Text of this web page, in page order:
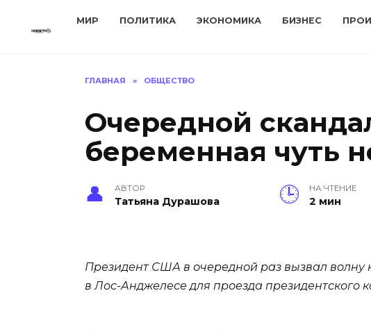
МИР ПОЛИТИКА ЭКОНОМИКА БИЗНЕС
ГЛАВНАЯ » ОБЩЕСТВО
Очередной
беременная чуть
АВТОР
Татьяна Дурашова
НА ЧТЕНИЕ
2 мин
Президент США в очередной раз вызвал волну
в Лос-Анджелесе для проезда